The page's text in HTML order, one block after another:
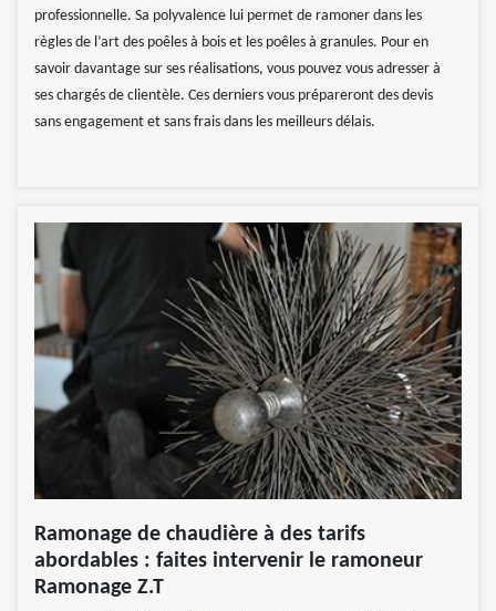
professionnelle. Sa polyvalence lui permet de ramoner dans les
règles de l’art des poêles à bois et les poêles à granules. Pour en
savoir davantage sur ses réalisations, vous pouvez vous adresser à
ses chargés de clientèle. Ces derniers vous prépareront des devis
sans engagement et sans frais dans les meilleurs délais.
Ramonage de chaudière à des tarifs
abordables : faites intervenir le ramoneur
Ramonage Z.T